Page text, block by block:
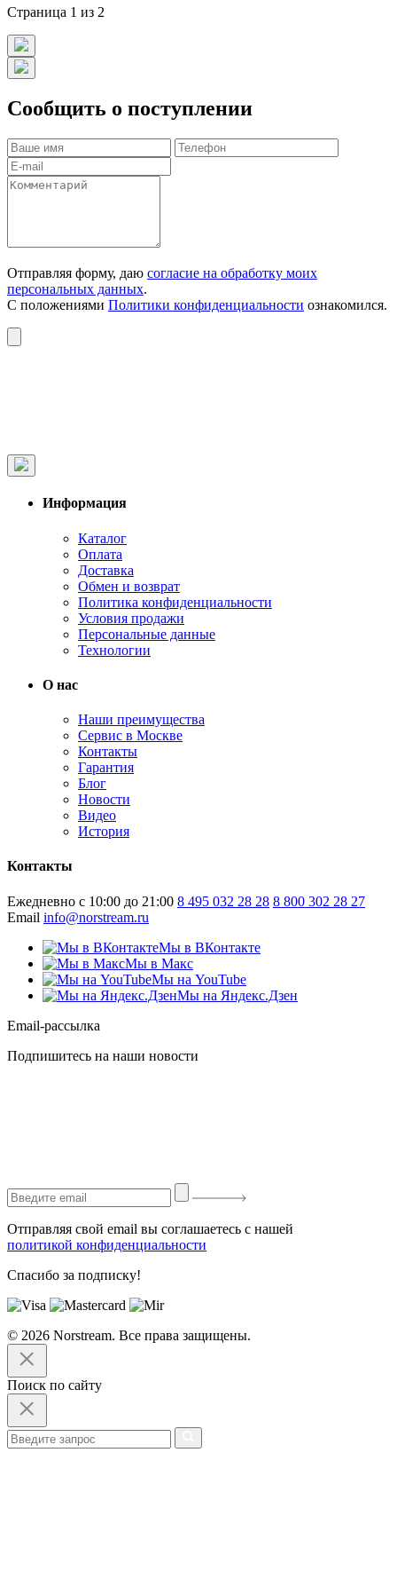
Страница 1 из 2
Сообщить о поступлении
Отправляя форму, даю согласие на обработку моих
персональных данных.
С положениями Политики конфиденциальности ознакомился.
Информация
Каталог
Оплата
Доставка
Обмен и возврат
Политика конфиденциальности
Условия продажи
Персональные данные
Технологии
О нас
Наши преимущества
Сервис в Москве
Контакты
Гарантия
Блог
Новости
Видео
История
Контакты
Ежедневно с 10:00 до 21:00 8 495 032 28 28 8 800 302 28 27
Email info@norstream.ru
Мы в ВКонтакте
Мы в Макс
Мы на YouTube
Мы на Яндекс.Дзен
Email-рассылка
Подпишитесь на наши новости
Отправляя свой email вы соглашаетесь с нашей
политикой конфиденциальности
Спасибо за подписку!
© 2026 Norstream. Все права защищены.
Поиск по сайту